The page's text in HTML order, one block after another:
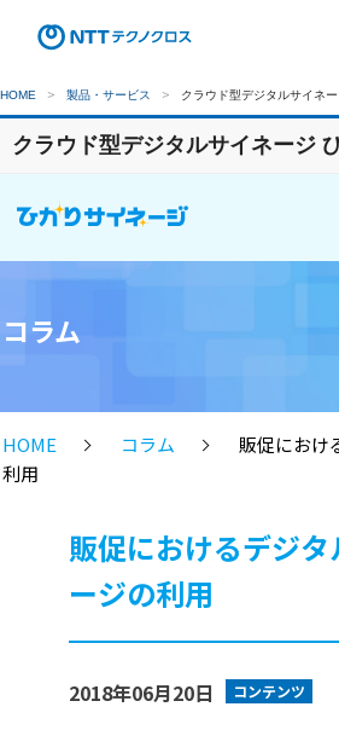
HOME 製品・サービス クラウド型デジタルサイネ
クラウド型デジタルサイネージ
コラム
HOME コラム
販促におけ
利用
販促におけるデジタ
ージの利用
2018年06月20日 コンテンツ